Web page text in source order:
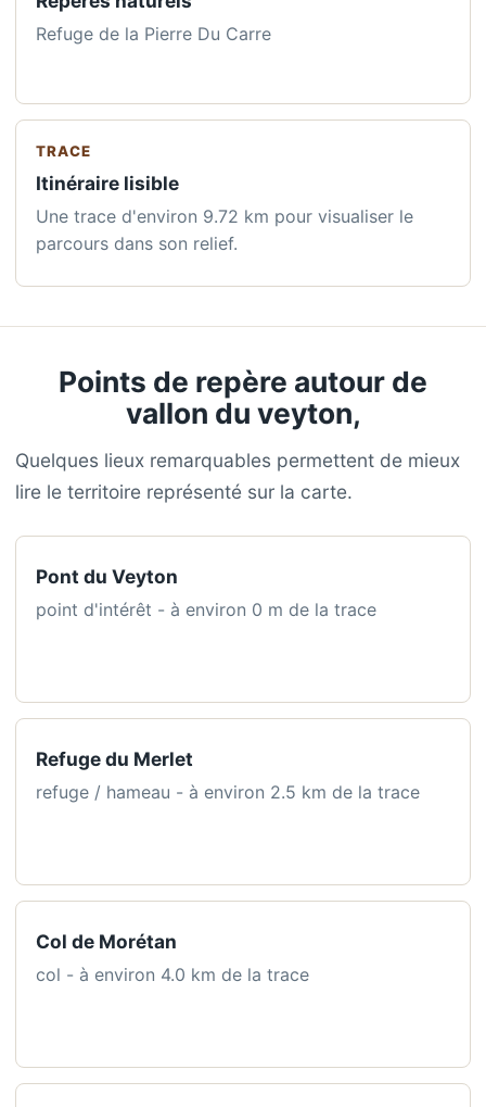
Refuge de la Pierre Du Carre
TRACE
Itinéraire lisible
Une trace d'environ 9.72 km pour visualiser le
parcours dans son relief.
Points de repère autour de
vallon du veyton,
Quelques lieux remarquables permettent de mieux
lire le territoire représenté sur la carte.
Pont du Veyton
point d'intérêt - à environ 0 m de la trace
Refuge du Merlet
refuge / hameau - à environ 2.5 km de la trace
Col de Morétan
col - à environ 4.0 km de la trace